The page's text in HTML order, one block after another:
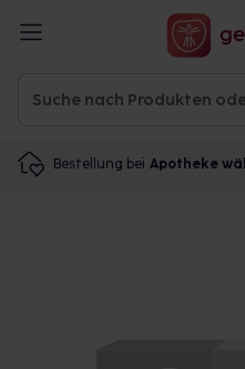
Bestellung bei Apotheke